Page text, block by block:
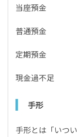
当座預金
普通預金
定期預金
現金過不足
手形
手形とは「いつ